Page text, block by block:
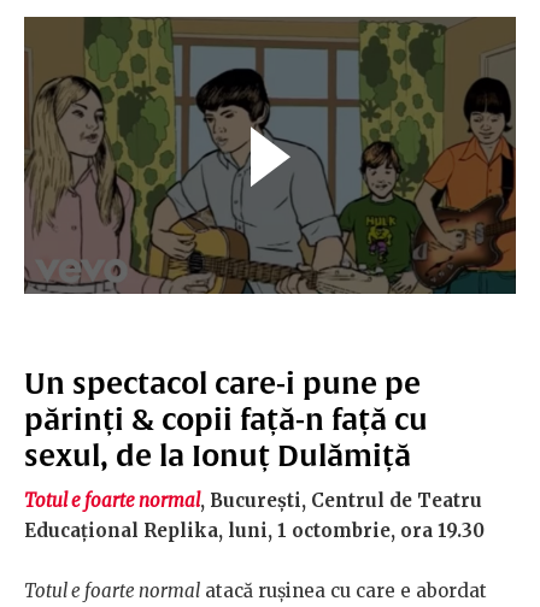
Un spectacol care-i pune pe
părinți & copii față-n față cu
sexul, de la Ionuț Dulămiță
Totul e foarte normal, București, Centrul de Teatru
Educațional Replika, luni, 1 octombrie, ora 19.30
Totul e foarte normal atacă rușinea cu care e abordat